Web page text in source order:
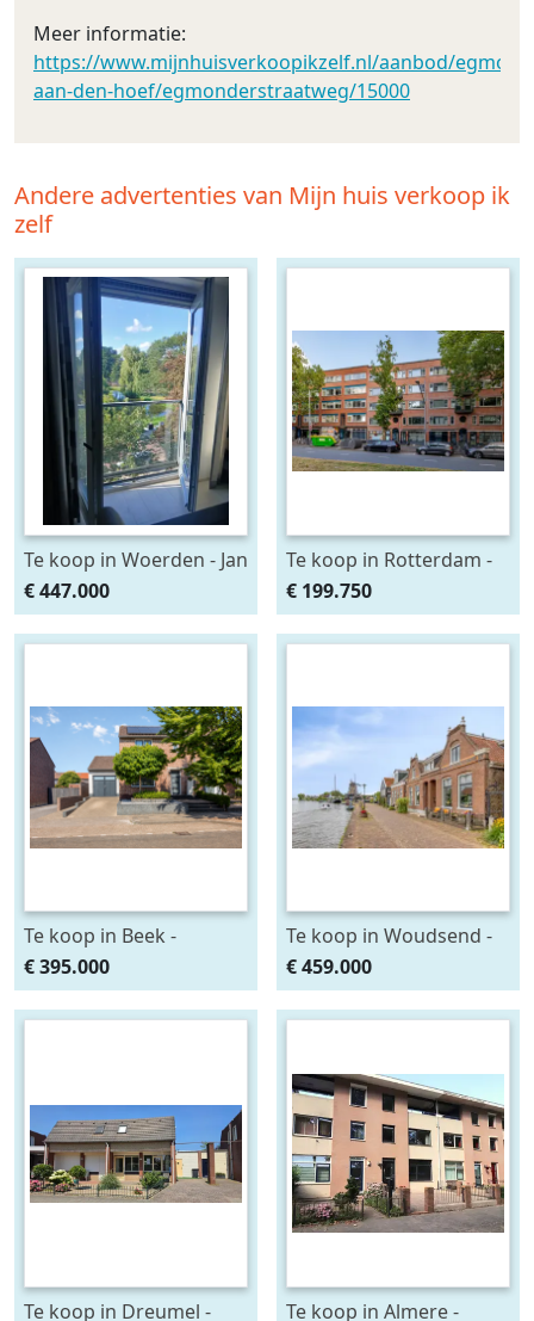
Meer informatie:
https://www.mijnhuisverkoopikzelf.nl/aanbod/
aan-den-hoef/egmonderstraatweg/15000
Andere advertenties van Mijn huis verkoop ik
zelf
Te koop in Woerden - Jan
Steenstraat 79 B31
€ 447.000
Te koop in Rotterdam -
Dordtselaan 30 B
€ 199.750
Te koop in Beek -
Luciastraat 54
€ 395.000
Te koop in Woudsend -
Iewâl 28
€ 459.000
Te koop in Dreumel - Te koop in Almere -